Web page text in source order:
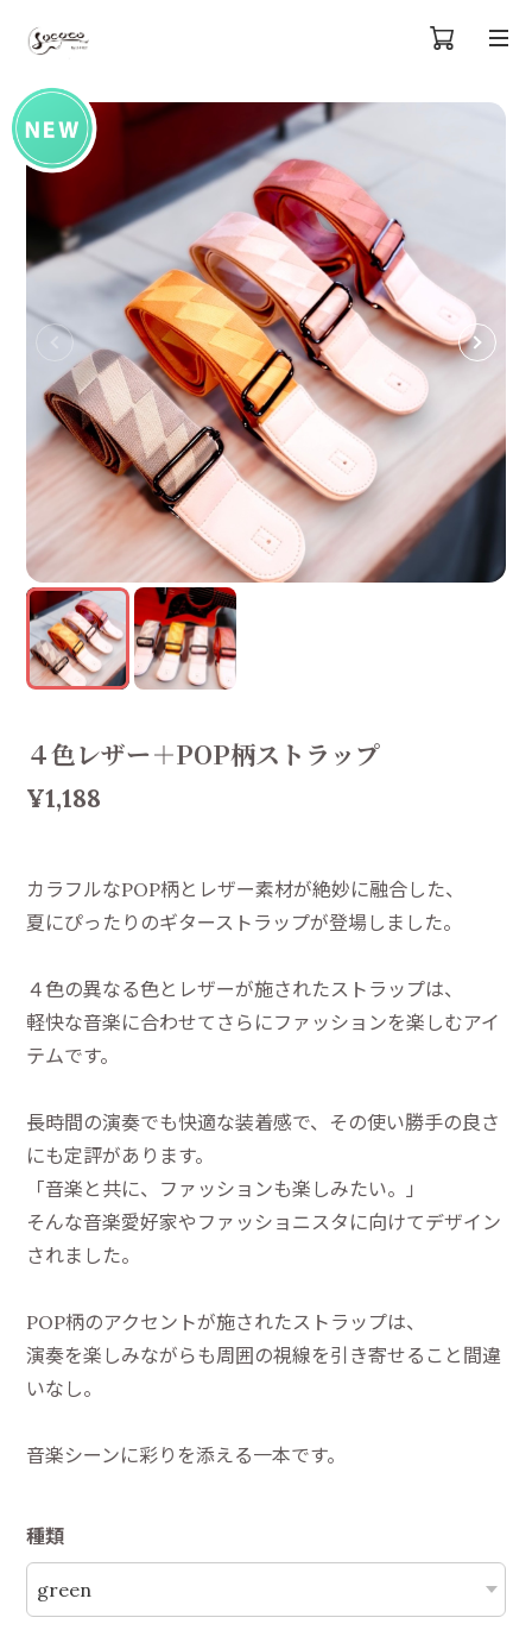
４色レザー＋POP柄ストラップ
¥1,188
カラフルなPOP柄とレザー素材が絶妙に融合した、
夏にぴったりのギターストラップが登場しました。
４色の異なる色とレザーが施されたストラップは、
軽快な音楽に合わせてさらにファッションを楽しむアイ
テムです。
長時間の演奏でも快適な装着感で、その使い勝手の良さ
にも定評があります。
「音楽と共に、ファッションも楽しみたい。」
そんな音楽愛好家やファッショニスタに向けてデザイン
されました。
POP柄のアクセントが施されたストラップは、
演奏を楽しみながらも周囲の視線を引き寄せること間違
いなし。
音楽シーンに彩りを添える一本です。
種類